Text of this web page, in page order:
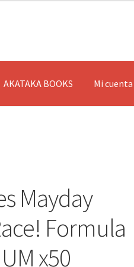
AKATAKA BOOKS Mi cuenta
Mayday
Formula
x50